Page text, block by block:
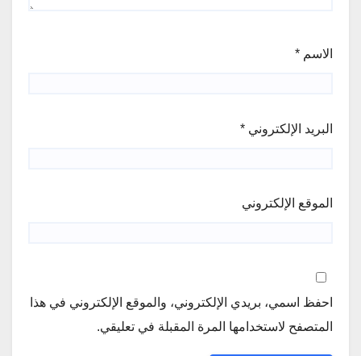
الاسم *
البريد الإلكتروني *
الموقع الإلكتروني
احفظ اسمي، بريدي الإلكتروني، والموقع الإلكتروني في هذا
المتصفح لاستخدامها المرة المقبلة في تعليقي.